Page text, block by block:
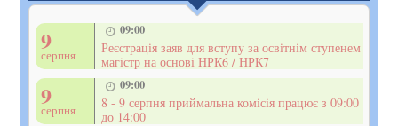
9
серпня
09:00
Реєстрація заяв для вступу за освітнім ступенем
магістр на основі НРК6 / НРК7
9
серпня
09:00
8 - 9 серпня приймальна комісія працює з 09:00
до 14:00